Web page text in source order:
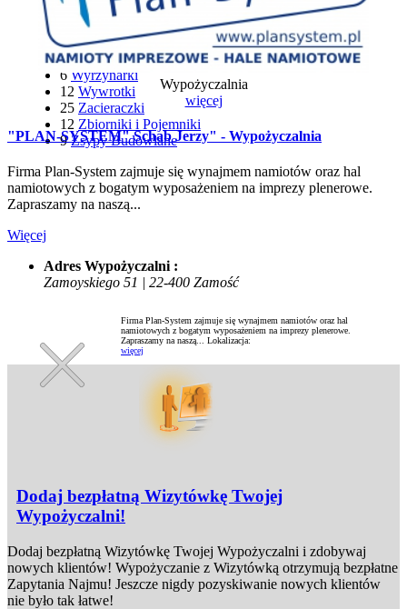
Wiertarki i Wkrętarki
Wozidła Budowlane
22 Wyciągarki i Windy
116 Wózki Widłowe
6 Wyrzynarki
12 Wywrotki
25 Zacieraczki
12 Zbiorniki i Pojemniki
9 Zsypy Budowlane
Wypożyczalnia
więcej
"PLAN-SYSTEM" Schab Jerzy" - Wypożyczalnia
Firma Plan-System zajmuje się wynajmem namiotów oraz hal
namiotowych z bogatym wyposażeniem na imprezy plenerowe.
Zapraszamy na naszą...
Więcej
Adres Wypożyczalni :
Zamoyskiego 51 | 22-400 Zamość
Firma Plan-System zajmuje się wynajmem namiotów oraz hal
namiotowych z bogatym wyposażeniem na imprezy plenerowe.
Zapraszamy na naszą... Lokalizacja:
więcej
Dodaj bezpłatną Wizytówkę Twojej
Wypożyczalni!
Dodaj bezpłatną Wizytówkę Twojej Wypożyczalni i zdobywaj
nowych klientów! Wypożyczanie z Wizytówką otrzymują bezpłatne
Zapytania Najmu! Jeszcze nigdy pozyskiwanie nowych klientów
nie było tak łatwe!